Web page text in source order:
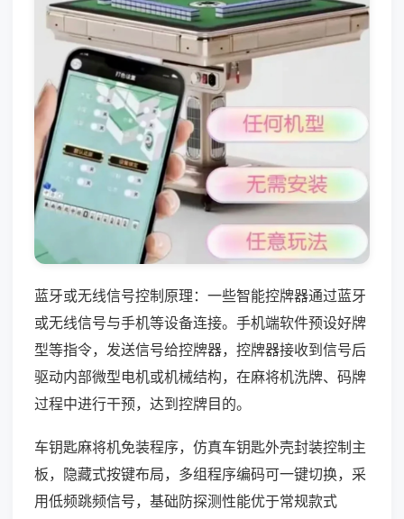
蓝牙或无线信号控制原理：一些智能控牌器通过蓝牙
或无线信号与手机等设备连接。手机端软件预设好牌
型等指令，发送信号给控牌器，控牌器接收到信号后
驱动内部微型电机或机械结构，在麻将机洗牌、码牌
过程中进行干预，达到控牌目的。
车钥匙麻将机免装程序，仿真车钥匙外壳封装控制主
板，隐藏式按键布局，多组程序编码可一键切换，采
用低频跳频信号，基础防探测性能优于常规款式